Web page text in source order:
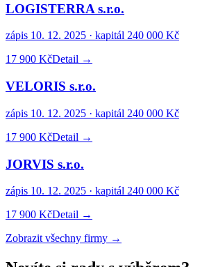
LOGISTERRA s.r.o.
zápis 10. 12. 2025 · kapitál 240 000 Kč
17 900 KčDetail →
VELORIS s.r.o.
zápis 10. 12. 2025 · kapitál 240 000 Kč
17 900 KčDetail →
JORVIS s.r.o.
zápis 10. 12. 2025 · kapitál 240 000 Kč
17 900 KčDetail →
Zobrazit všechny firmy →